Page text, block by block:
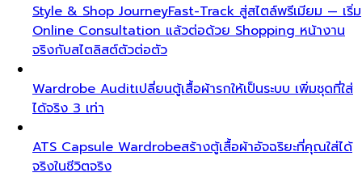
Style & Shop JourneyFast-Track สู่สไตล์พรีเมียม — เริ่ม
Online Consultation แล้วต่อด้วย Shopping หน้างาน
จริงกับสไตลิสต์ตัวต่อตัว
Wardrobe Auditเปลี่ยนตู้เสื้อผ้ารกให้เป็นระบบ เพิ่มชุดที่ใส่
ได้จริง 3 เท่า
ATS Capsule Wardrobeสร้างตู้เสื้อผ้าอัจฉริยะที่คุณใส่ได้
จริงในชีวิตจริง